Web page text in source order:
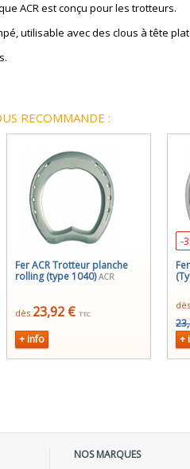
ACR est conçu pour les trotteurs.
utilisable avec des clous à tête
RECOMMANDE :
Fer ACR Trotteur planche
rolling (type 1040)ACR
dès 23,92 € TTC
+ info
-
+
NOS MARQUES